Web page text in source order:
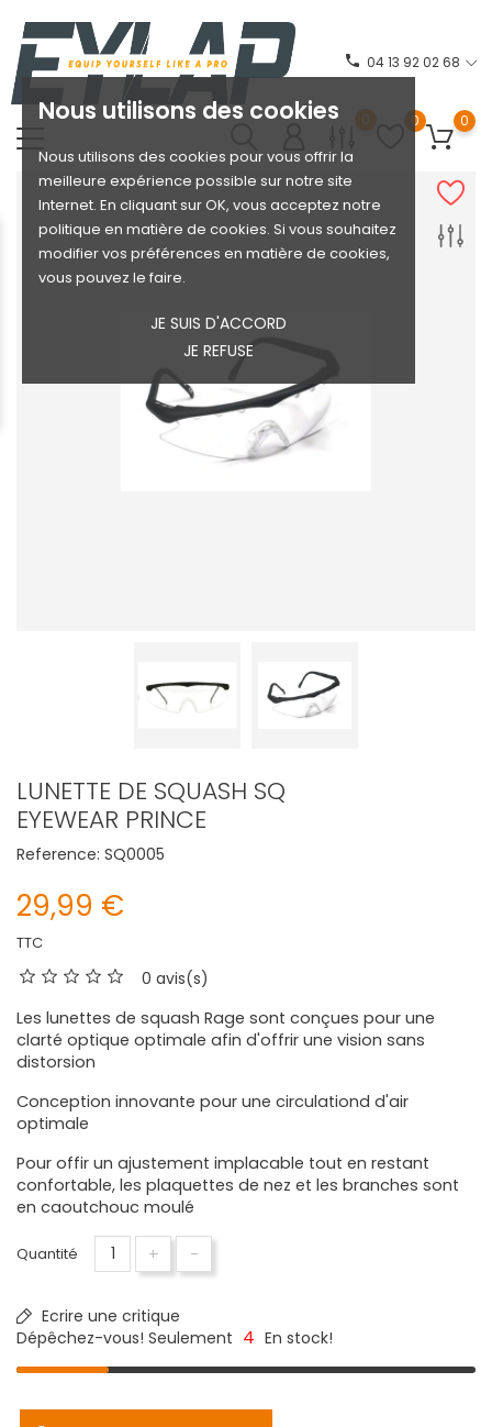
Nous utilisons des cookies
Nous utilisons des cookies pour vous offrir la
meilleure expérience possible sur notre site
Internet. En cliquant sur OK, vous acceptez notre
politique en matière de cookies. Si vous souhaitez
modifier vos préférences en matière de cookies,
vous pouvez le faire.
JE SUIS D'ACCORD
JE REFUSE
phone 04 13 92 02 68
0 0 0
LUNETTE DE SQUASH SQ
EYEWEAR PRINCE
Reference: SQ0005
29,99 €
TTC
0 avis(s)
Les lunettes de squash Rage sont conçues pour une
clarté optique optimale afin d'offrir une vision sans
distorsion
Conception innovante pour une circulationd d'air
optimale
Pour offir un ajustement implacable tout en restant
confortable, les plaquettes de nez et les branches sont
en caoutchouc moulé
Quantité + -
Ecrire une critique
Dépêchez-vous! Seulement 4 En stock!